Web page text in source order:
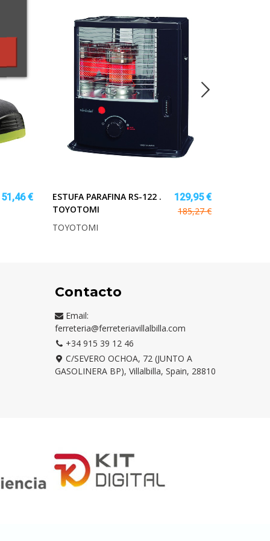
51,46 €
ESTUFA PARAFINA RS-122 .
TOYOTOMI
129,95 €
185,27 €
TOYOTOMI
Contacto
Email:
ferreteria@ferreteriavillalbilla.com
+34 915 39 12 46
C/SEVERO OCHOA, 72 (JUNTO A
GASOLINERA BP), Villalbilla, Spain, 28810